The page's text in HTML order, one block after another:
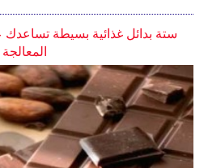
ستة بدائل غذائية بسيطة تساعدك
المعالجة